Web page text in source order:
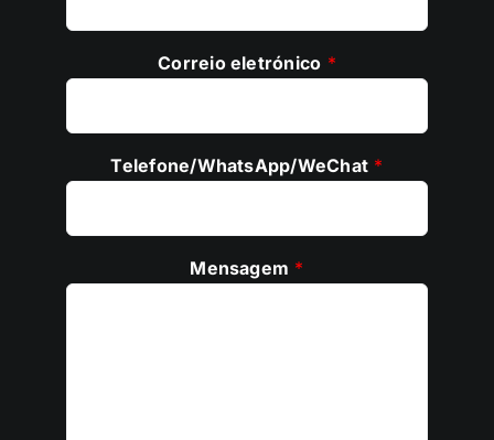
Correio eletrónico *
Telefone/WhatsApp/WeChat *
Mensagem *